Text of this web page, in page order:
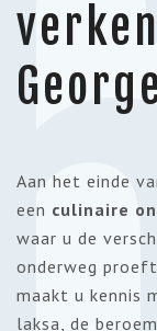
Aan het einde
een culinaire
waar u de
onderweg proeft
maakt u kennis
laksa, de